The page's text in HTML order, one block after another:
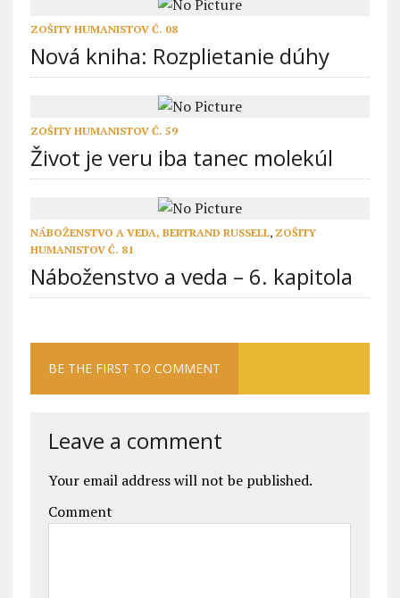
ZOŠITY HUMANISTOV Č. 08
Nová kniha: Rozplietanie dúhy
ZOŠITY HUMANISTOV Č. 59
Život je veru iba tanec molekúl
NÁBOŽENSTVO A VEDA, BERTRAND RUSSELL, ZOŠITY
HUMANISTOV Č. 81
Náboženstvo a veda – 6. kapitola
BE THE FIRST TO COMMENT
Leave a comment
Your email address will not be published.
Comment